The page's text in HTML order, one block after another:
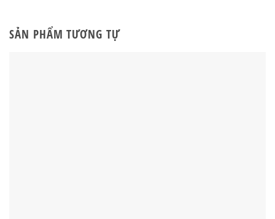
SẢN PHẨM TƯƠNG TỰ